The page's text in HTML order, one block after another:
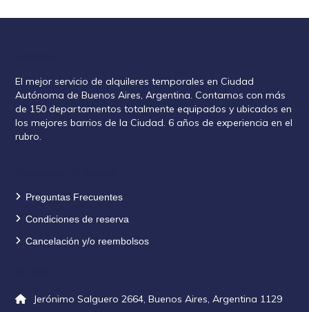
El mejor servicio de alquileres temporales en Ciudad
Autónoma de Buenos Aires, Argentina. Contamos con más
de 150 departamentos totalmente equipados y ubicados en
los mejores barrios de la Ciudad. 6 años de experiencia en el
rubro.
Preguntas Frecuentes
Condiciones de reserva
Cancelación y/o reembolsos
Jerónimo Salguero 2664, Buenos Aires, Argentina 1129